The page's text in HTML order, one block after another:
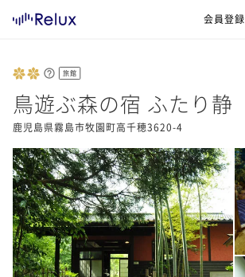
会員登録
旅館
鳥遊ぶ森の宿 ふたり静
鹿児島県霧島市牧園町高千穂3620-4